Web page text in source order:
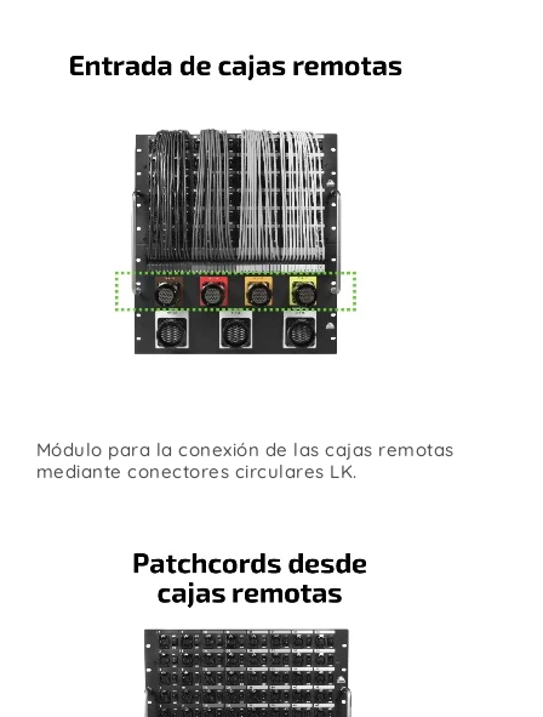
Módulo para la conexión de las cajas remotas
mediante conectores circulares LK.